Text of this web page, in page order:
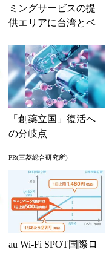
ミングサービスの提
供エリアに台湾とベ
「創薬立国」復活へ
の分岐点
PR(三菱総合研究所)
au Wi-Fi SPOT国際ロ